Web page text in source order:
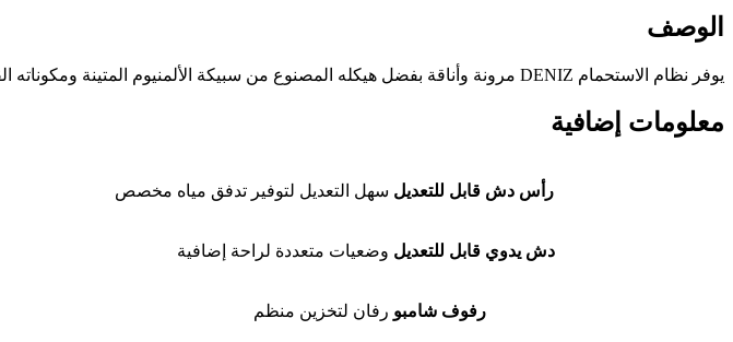
الوصف
يوفر نظام الاستحمام DENIZ مرونة وأناقة بفضل هيكله المصنوع من سبيكة الألمنيوم المتينة ومكوناته القابلة للتعديل من ABS وتصميمه السهل الاستخدام، مما يجعله مثاليًا للحمامات العصرية.
معلومات إضافية
رأس دش قابل للتعديل سهل التعديل لتوفير تدفق مياه مخصص
دش يدوي قابل للتعديل وضعيات متعددة لراحة إضافية
رفوف شامبو رفان لتخزين منظم